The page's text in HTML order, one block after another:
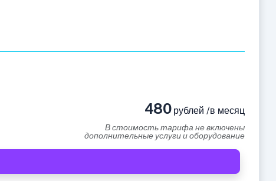
480рублей /в месяц
В стоимость тарифа не включены
дополнительные услуги и оборудование